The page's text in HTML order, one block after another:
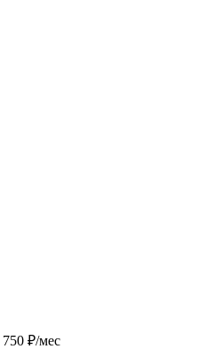
750 ₽/мес